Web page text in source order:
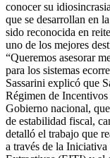
conocer su
que se desarrollan en
sido reconocida en
uno de los mejores
“Queremos asesorar
para los sistemas
Sassarini explicó que
Régimen de
Gobierno nacional,
de estabilidad fiscal,
detalló el trabajo que
a través de la Iniciativa